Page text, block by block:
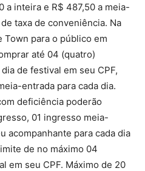
a inteira e R$ 487,50 a meia-
taxa de conveniência. Na
para o público em
até 04 (quatro)
de festival em seu CPF,
entrada para cada dia.
deficiência poderão
01 ingresso meia-
acompanhante para cada dia
de no máximo 04
em seu CPF. Máximo de 20